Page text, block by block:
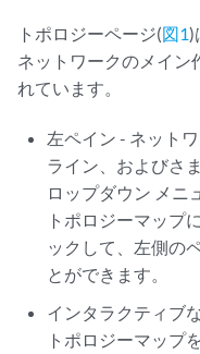
トポロジーページ(図1)
ネットワークのメイン
れています。
左ペイン - ネット
ライン、およびさ
ロップダウン メニ
トポロジーマップ
ックして、左側の
とができます。
インタラクティブ
トポロジーマップ